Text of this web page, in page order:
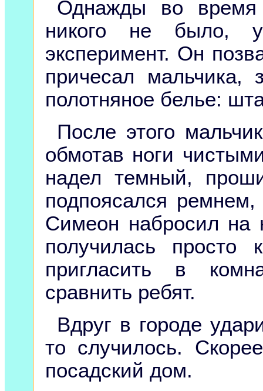
Однажды во время
никого не было,
эксперимент. Он
причесал мальчика,
полотняное белье:
После этого
обмотав ноги
надел темный,
подпоясался
Симеон набросил на
получилась просто
пригласить в
сравнить ребят.
Вдруг в городе
то случилось.
посадский дом.